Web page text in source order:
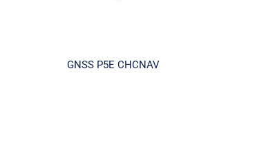
Machine contrôle
GNSS P5E CHCNAV